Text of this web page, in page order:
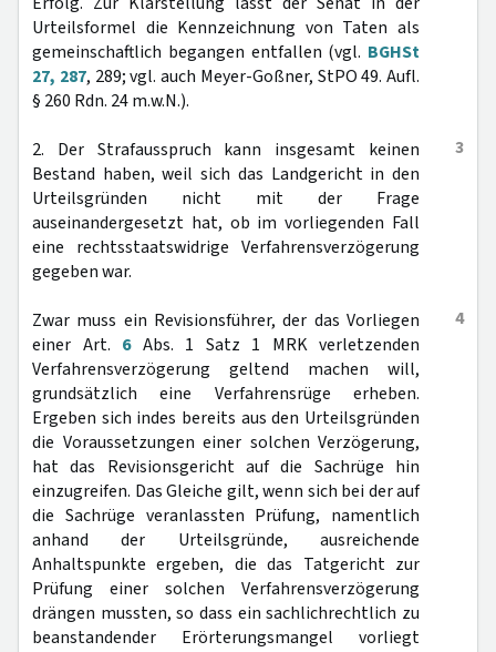
Urteilsformel die Kennzeichnung von Taten als
gemeinschaftlich begangen entfallen (vgl. BGHSt
27, 287, 289; vgl. auch Meyer-Goßner, StPO 49. Aufl.
§ 260 Rdn. 24 m.w.N.).
3
2. Der Strafausspruch kann insgesamt keinen
Bestand haben, weil sich das Landgericht in den
Urteilsgründen nicht mit der Frage
auseinandergesetzt hat, ob im vorliegenden Fall
eine rechtsstaatswidrige Verfahrensverzögerung
gegeben war.
4
Zwar muss ein Revisionsführer, der das Vorliegen
einer Art. 6Abs. 1 Satz 1 MRK verletzenden
Verfahrensverzögerung geltend machen will,
grundsätzlich eine Verfahrensrüge erheben.
Ergeben sich indes bereits aus den Urteilsgründen
die Voraussetzungen einer solchen Verzögerung,
hat das Revisionsgericht auf die Sachrüge hin
einzugreifen. Das Gleiche gilt, wenn sich bei der auf
die Sachrüge veranlassten Prüfung, namentlich
anhand der Urteilsgründe, ausreichende
Anhaltspunkte ergeben, die das Tatgericht zur
Prüfung einer solchen Verfahrensverzögerung
drängen mussten, so dass ein sachlichrechtlich zu
beanstandender Erörterungsmangel vorliegt